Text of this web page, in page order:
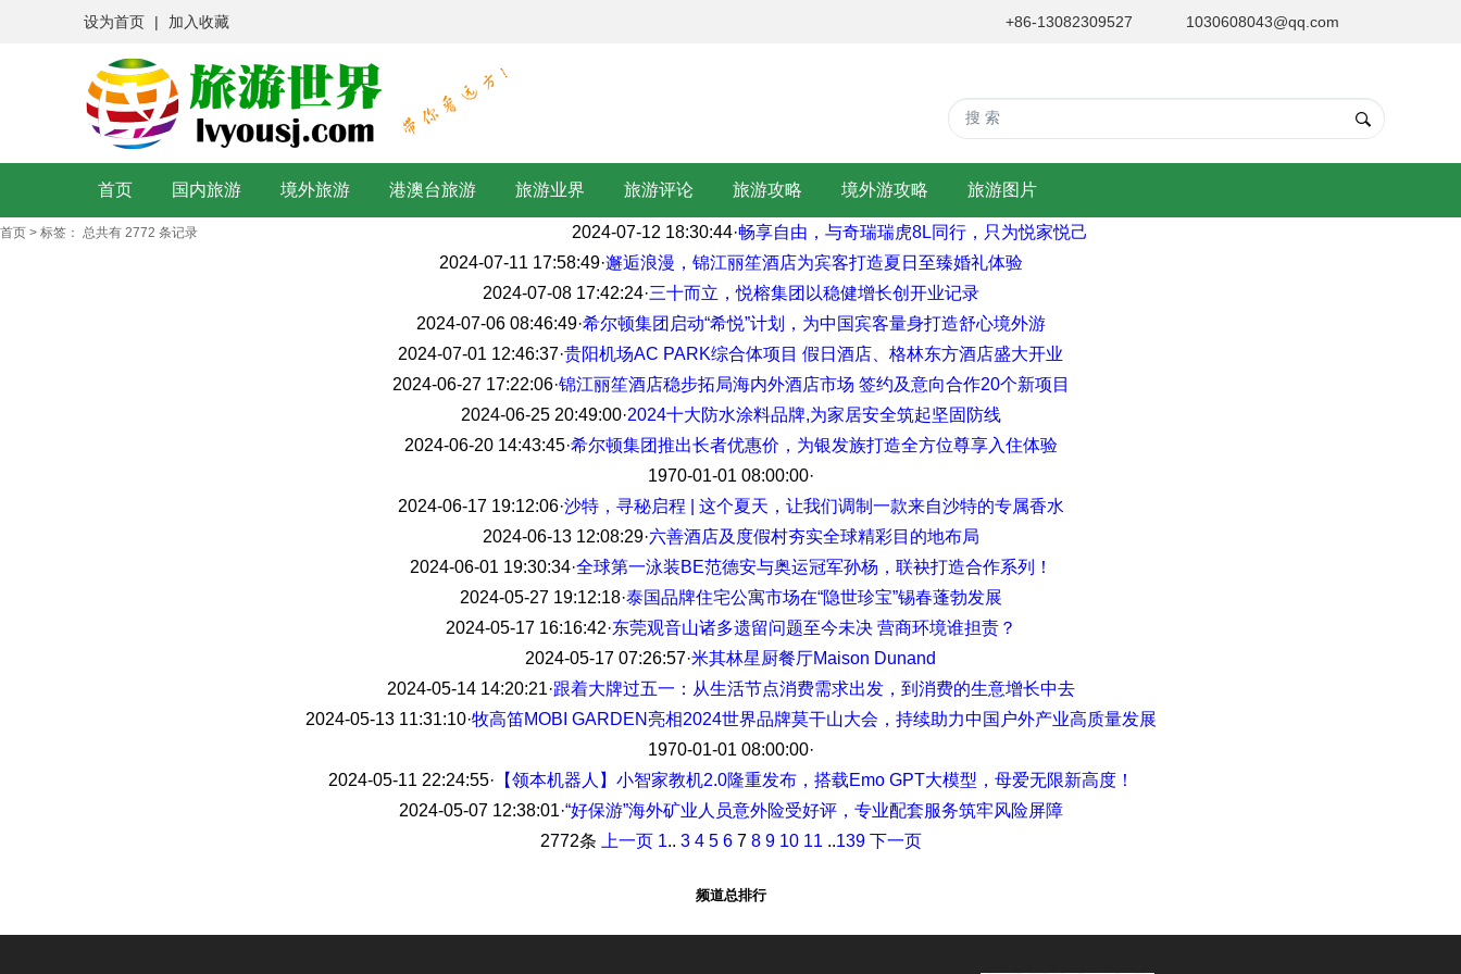
设为首页 | 加入收藏 +86-13082309527 1030608043@qq.com
首页 国内旅游 境外旅游 港澳台旅游 旅游业界 旅游评论 旅游攻略 境外游攻略 旅游图片
首页 > 标签： 总共有 2772 条记录 2024-07-12 18:30:44·畅享自由，与奇瑞瑞虎8L同行，只为悦家悦己
2024-07-11 17:58:49·邂逅浪漫，锦江丽笙酒店为宾客打造夏日至臻婚礼体验
2024-07-08 17:42:24·三十而立，悦榕集团以稳健增长创开业记录
2024-07-06 08:46:49·希尔顿集团启动“希悦”计划，为中国宾客量身打造舒心境外游
2024-07-01 12:46:37·贵阳机场AC PARK综合体项目 假日酒店、格林东方酒店盛大开业
2024-06-27 17:22:06·锦江丽笙酒店稳步拓局海内外酒店市场 签约及意向合作20个新项目
2024-06-25 20:49:00·2024十大防水涂料品牌,为家居安全筑起坚固防线
2024-06-20 14:43:45·希尔顿集团推出长者优惠价，为银发族打造全方位尊享入住体验
1970-01-01 08:00:00·
2024-06-17 19:12:06·沙特，寻秘启程 | 这个夏天，让我们调制一款来自沙特的专属香水
2024-06-13 12:08:29·六善酒店及度假村夯实全球精彩目的地布局
2024-06-01 19:30:34·全球第一泳装BE范德安与奥运冠军孙杨，联袂打造合作系列！
2024-05-27 19:12:18·泰国品牌住宅公寓市场在“隐世珍宝”锡春蓬勃发展
2024-05-17 16:16:42·东莞观音山诸多遗留问题至今未决 营商环境谁担责？
2024-05-17 07:26:57·米其林星厨餐厅Maison Dunand
2024-05-14 14:20:21·跟着大牌过五一：从生活节点消费需求出发，到消费的生意增长中去
2024-05-13 11:31:10·牧高笛MOBI GARDEN亮相2024世界品牌莫干山大会，持续助力中国户外产业高质量发展
1970-01-01 08:00:00·
2024-05-11 22:24:55· 【领本机器人】小智家教机2.0隆重发布，搭载Emo GPT大模型，母爱无限新高度！
2024-05-07 12:38:01·“好保游”海外矿业人员意外险受好评，专业配套服务筑牢风险屏障
2772条
上一页 1.. 3 4 5 6 7 8 9 10 11 ..139 下一页
频道总排行